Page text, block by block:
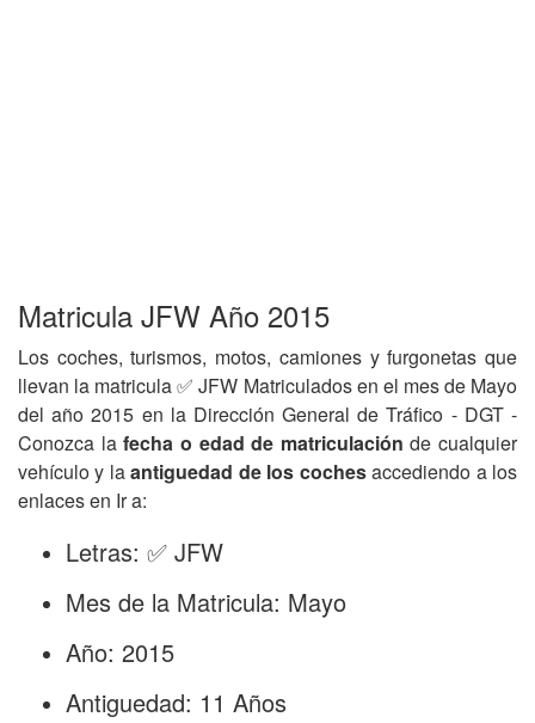
Matricula JFW Año 2015
Los coches, turismos, motos, camiones y furgonetas que
llevan la matricula ✅ JFW Matriculados en el mes de Mayo
del año 2015 en la Dirección General de Tráfico - DGT -
Conozca lafecha o edad de matriculación de cualquier
vehículo y laantiguedad de los cochesaccediendo a los
enlaces en Ir a:
Letras: ✅ JFW
Mes de la Matricula: Mayo
Año: 2015
Antiguedad: 11 Años